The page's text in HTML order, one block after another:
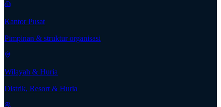
Kantor Pusat
Pimpinan & struktur organisasi
Wilayah & Huria
Distrik, Resort & Huria